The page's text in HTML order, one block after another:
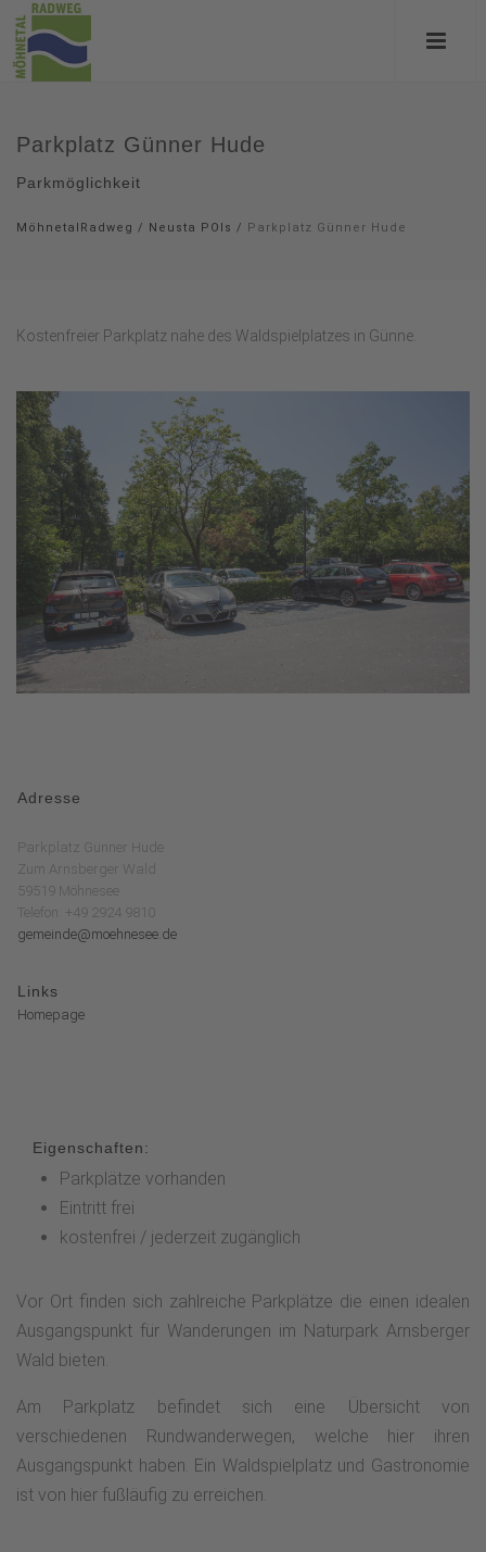
Parkplatz Günner Hude
Parkmöglichkeit
MöhnetalRadweg / Neusta POIs / Parkplatz Günner Hude
Kostenfreier Parkplatz nahe des Waldspielplatzes in Günne.
Adresse
Parkplatz Günner Hude
Zum Arnsberger Wald
59519 Möhnesee
Telefon: +49 2924 9810
gemeinde@moehnesee.de
Links
Homepage
Eigenschaften:
Parkplätze vorhanden
Eintritt frei
kostenfrei / jederzeit zugänglich
Vor Ort finden sich zahlreiche Parkplätze die einen idealen
Ausgangspunkt für Wanderungen im Naturpark Arnsberger
Wald bieten.
Am Parkplatz befindet sich eine Übersicht von
verschiedenen Rundwanderwegen, welche hier ihren
Ausgangspunkt haben. Ein Waldspielplatz und Gastronomie
ist von hier fußläufig zu erreichen.